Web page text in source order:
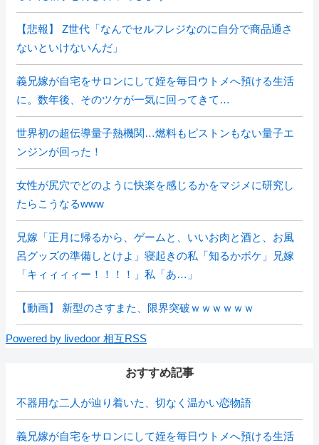
【悲報】 Z世代「なんでセルフレジなのに自分で商品通さ
ないといけないんだ」
義兄嫁が自宅をサロンにして姪を毎日ウトメへ預ける生活
に。数年後、そのツケが一気に回ってきて…
世界初の超伝導量子熱機関…燃料もピストンもない量子エ
ンジンが回った！
女性が尻穴でどのように快楽を感じるかをマジメに研究し
たらこうなるwww
兄嫁「正月に帰るから、ゲームと、いいお肉と酒と、お風
呂グッズの準備しとけよ」寝起きの私「知るかボケ」兄嫁
「キィィィィー！！！！」私「あ…」
【動画】 新型のさすまた、限界突破ｗｗｗｗｗｗ
Powered by livedoor 相互RSS
おすすめ記事
不器用な二人が辿り着いた、切なく温かい恋物語
義兄嫁が自宅をサロンにして姪を毎日ウトメへ預ける生活